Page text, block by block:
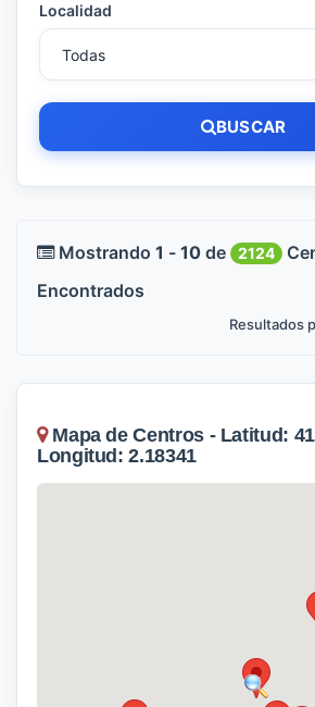
Localidad
BUSCAR
Mostrando 1 - 10 de 2124
Encontrados
Resultados
Mapa de Centros - Latitud:
Longitud: 2.18341